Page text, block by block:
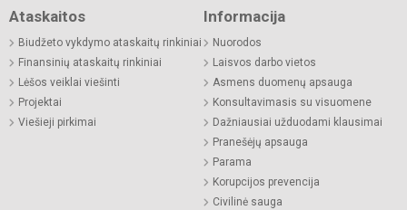
Ataskaitos
Biudžeto vykdymo ataskaitų rinkiniai
Finansinių ataskaitų rinkiniai
Lėšos veiklai viešinti
Projektai
Viešieji pirkimai
Informacija
Nuorodos
Laisvos darbo vietos
Asmens duomenų apsauga
Konsultavimasis su visuomene
Dažniausiai užduodami klausimai
Pranešėjų apsauga
Parama
Korupcijos prevencija
Civilinė sauga